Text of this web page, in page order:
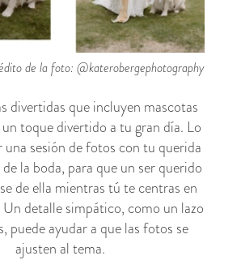
de la foto: @katerobergephotography
divertidas que incluyen mascotas
toque divertido a tu gran día. Lo
una sesión de fotos con tu querida
la boda, para que un ser querido
de ella mientras tú te centras en
detalle simpático, como un lazo
puede ayudar a que las fotos se
ajusten al tema.